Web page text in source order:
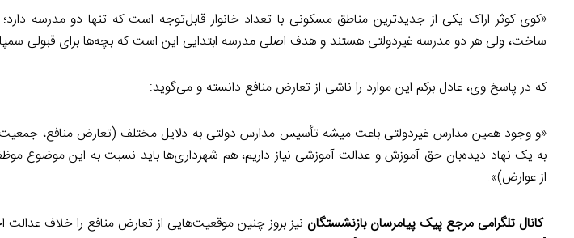
«کوی کوثر اراک یکی از جدیدترین مناطق مسکونی با تعداد خانوار قابل‌توجه است که تنها دو مدرسه
ساخت، ولی هر دو مدرسه غیردولتی هستند و هدف اصلی مدرسه ابتدایی این است که بچه‌ها برای قبولی
که در پاسخ وی، عادل برکم این موارد را ناشی از تعارض منافع دانسته و می‌گوید:
«و وجود همین مدارس غیردولتی باعث میشه تأسیس مدارس دولتی به دلایل مختلف (تعارض منافع،
از عوارض)».
کانال تلگرامی مرجع پیک پیام­رسان بازنشستگاننیز بروز چنین موقعیت‌هایی از تعارض منافع را خلاف عدالت